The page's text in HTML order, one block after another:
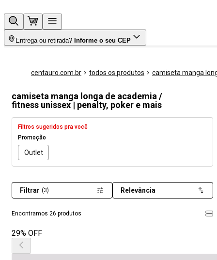
Entrega ou retirada? Informe o seu CEP
centauro.com.br todos os produtos camiseta manga
camiseta manga longa de academia /
fitness unissex | penalty, poker e mais
Filtros sugeridos pra você
Promoção
Outlet
Encontramos 26 produtos
Filtrar (3) Relevância
29% OFF